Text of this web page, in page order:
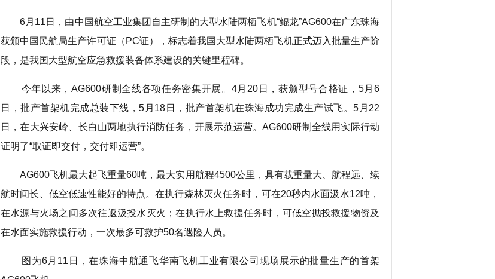
6月11日，由中国航空工业集团自主研制的大型水陆两栖飞机“鲲龙”AG600在广东珠海
获颁中国民航局生产许可证（PC证），标志着我国大型水陆两栖飞机正式迈入批量生产阶
段，是我国大型航空应急救援装备体系建设的关键里程碑。
今年以来，AG600研制全线各项任务密集开展。4月20日，获颁型号合格证，5月6
日，批产首架机完成总装下线，5月18日，批产首架机在珠海成功完成生产试飞。5月22
日，在大兴安岭、长白山两地执行消防任务，开展示范运营。AG600研制全线用实际行动
证明了“取证即交付，交付即运营”。
AG600飞机最大起飞重量60吨，最大实用航程4500公里，具有载重量大、航程远、续
航时间长、低空低速性能好的特点。在执行森林灭火任务时，可在20秒内水面汲水12吨，
在水源与火场之间多次往返汲投水灭火；在执行水上救援任务时，可低空抛投救援物资及
在水面实施救援行动，一次最多可救护50名遇险人员。
图为6月11日，在珠海中航通飞华南飞机工业有限公司现场展示的批量生产的首架